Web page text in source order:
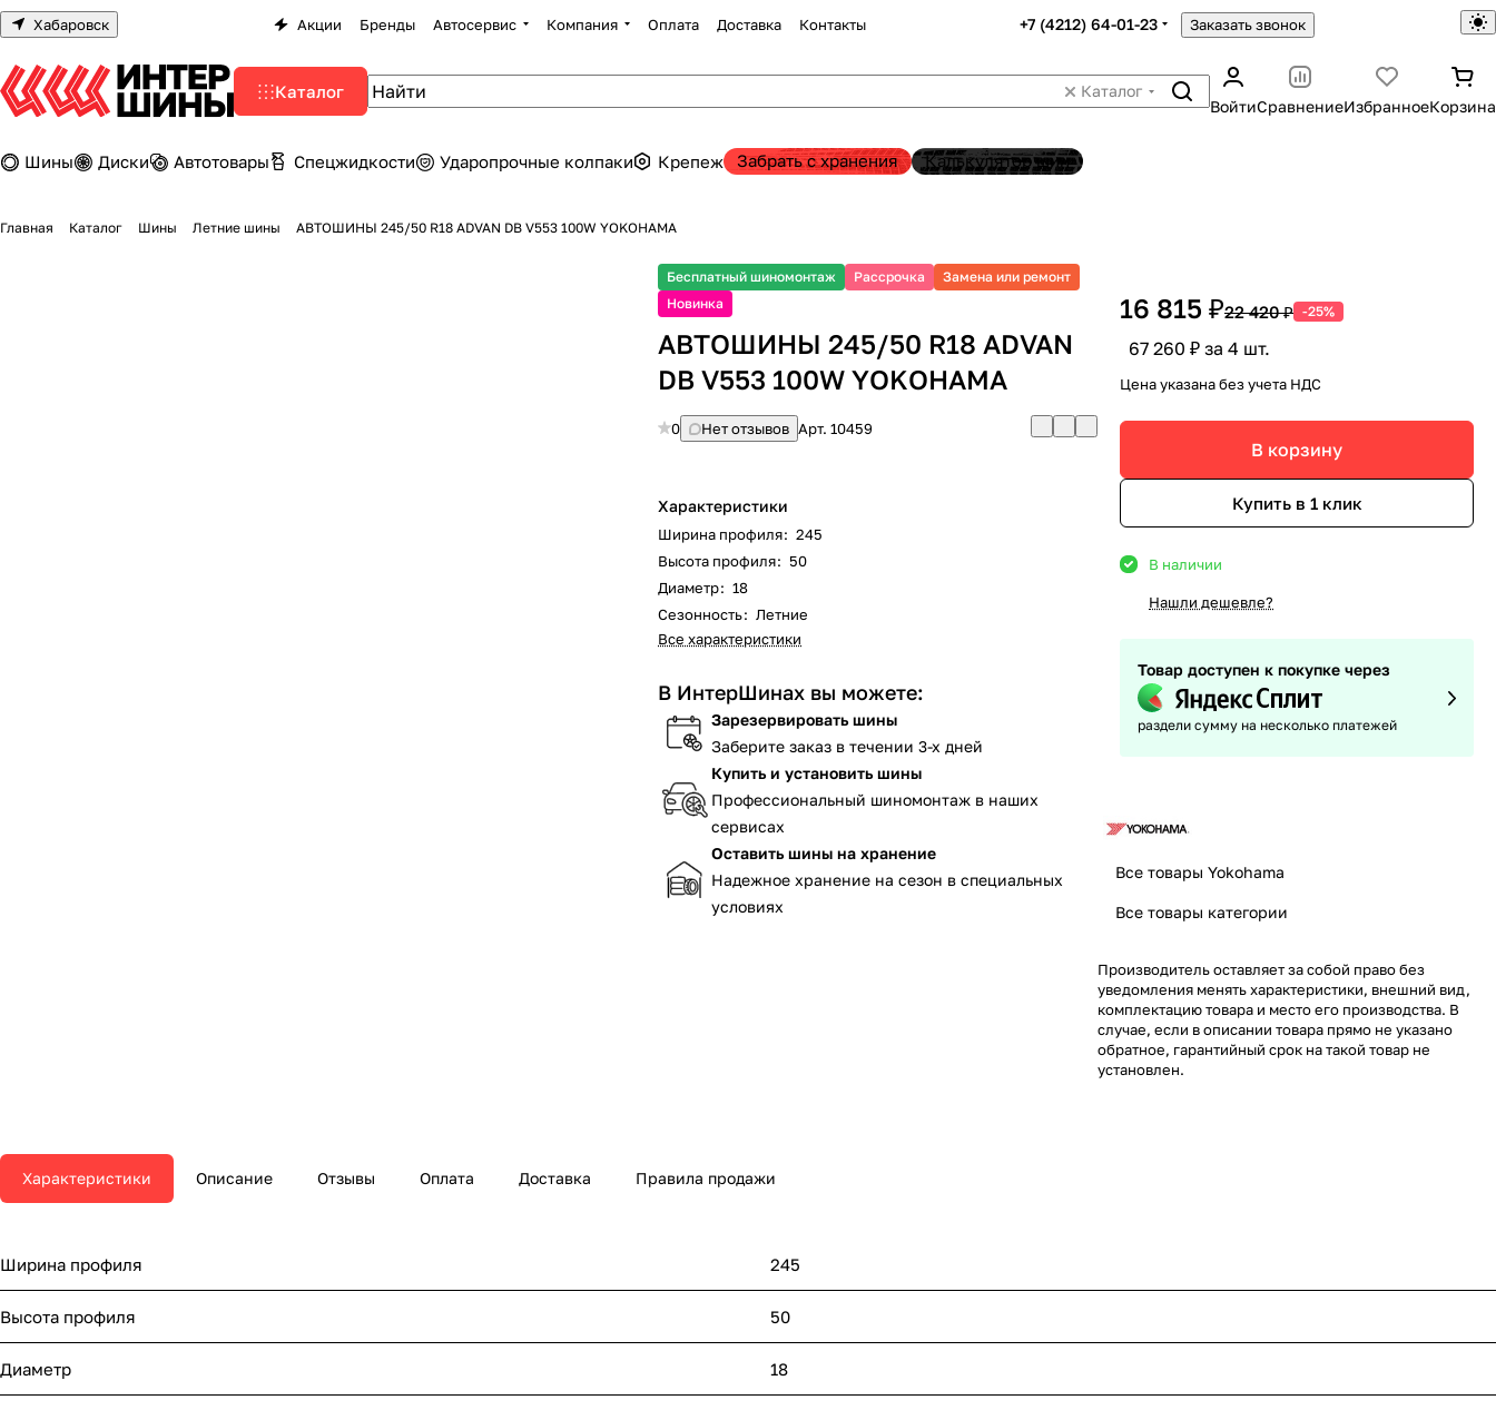
Хабаровск Акции Бренды Автосервис Компания Оплата Доставка Контакты +7 (4212) 64-01-23 Заказать звонок
Каталог
Каталог
ВойтиСравнениеИзбранноеКорзина
Шины Диски Автотовары Спецжидкости Ударопрочные колпаки Крепеж Забрать с хранения Калькулятор шин
Главная Каталог Шины Летние шины АВТОШИНЫ 245/50 R18 ADVAN DB V553 100W YOKOHAMA
Бесплатный шиномонтаж Рассрочка
Замена или ремонт
Новинка
АВТОШИНЫ 245/50 R18 ADVAN
DB V553 100W YOKOHAMA
0 Нет отзывов Арт.10459
Характеристики
Ширина профиля: 245
Высота профиля: 50
Диаметр: 18
Сезонность: Летние
Все характеристики
В ИнтерШинах вы можете:
Зарезервировать шины
Заберите заказ в течении 3-х дней
Купить и установить шины
Профессиональный шиномонтаж в наших
сервисах
Оставить шины на хранение
Надежное хранение на сезон в специальных
условиях
16 815 ₽22 420 ₽ -25%
67 260 ₽ за 4 шт.
Цена указана без учета НДС
В корзину
Купить в 1 клик
В наличии
Нашли дешевле?
Товар доступен к покупке через
раздели сумму на несколько платежей
Все товары Yokohama
Все товары категории
Производитель оставляет за собой право без
уведомления менять характеристики, внешний вид,
комплектацию товара и место его производства. В
случае, если в описании товара прямо не указано
обратное, гарантийный срок на такой товар не
установлен.
Характеристики Описание Отзывы Оплата Доставка Правила продажи
Ширина профиля 245
Высота профиля 50
Диаметр 18